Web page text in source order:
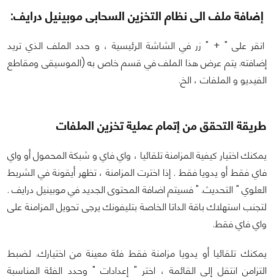
إضافة ملف الى نظام التخزين السحابى موبينيل درايف:
انقر على " + " زر في الشاشة الرئيسية ، و حدد الملف الذي تريد
إضافته. يتم عرض هذا الملف في قسم خاص به (الموسيقى ومقاطع
الفيديو و الملفات ، الخ.
طريقة التحقق من إتمام عملية تخزين الملفات
يمكنك اختيار كيفية المزامنة تلقائيا ، واي فاي و شبكة المحمول أو واي
فاي فقط أو يدويا فقط . إذا اخترت المزامنة ، تظهر أيقونة في الشريط
العلوي " التحديث. " فسيتم اضافة المحتوى الجديد في موبينيل درايف .
لتجنب استهلاك باقة الداتا الخاصة بتليفونك يرجى تحويل المزامنة على
واي فاي فقط.
يمكنك تلقائيا أو يدويا مزامنة فقط فئة معينة من اختيارك. لضبط
التزامن انتقل إلى القائمة ، اختر " إعدادات " وحدد الفئة المناسبة